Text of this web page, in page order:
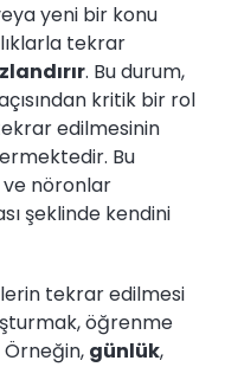
yeni bir konu
tekrar
. Bu durum,
kritik bir rol
edilmesinin
Bu
ve nöronlar
şeklinde kendini
tekrar edilmesi
öğrenme
günlük,